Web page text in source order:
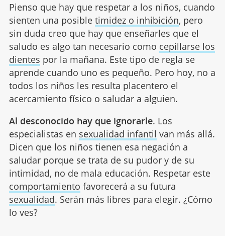
Pienso que hay que respetar a los niños, cuando
sienten una posible timidez o inhibición, pero
sin duda creo que hay que enseñarles que el
saludo es algo tan necesario como cepillarse los
dientes por la mañana. Este tipo de regla se
aprende cuando uno es pequeño. Pero hoy, no a
todos los niños les resulta placentero el
acercamiento físico o saludar a alguien.
Al desconocido hay que ignorarle. Los
especialistas en sexualidad infantil van más allá.
Dicen que los niños tienen esa negación a
saludar porque se trata de su pudor y de su
intimidad, no de mala educación. Respetar este
comportamiento favorecerá a su futura
sexualidad. Serán más libres para elegir. ¿Cómo
lo ves?